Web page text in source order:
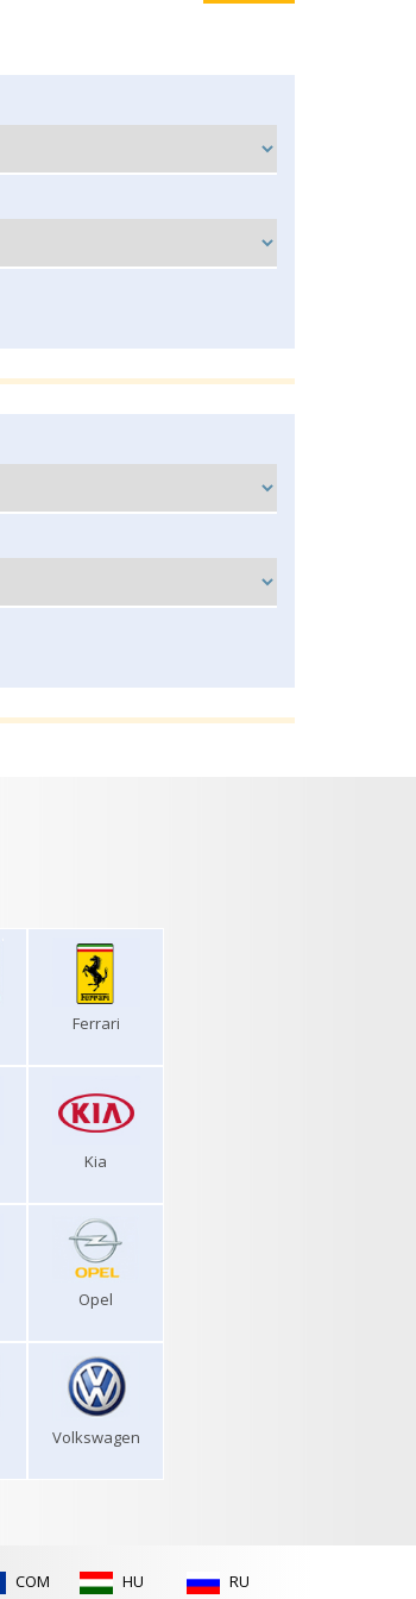
Ferrari
Kia
Opel
Volkswagen
COM HU RU